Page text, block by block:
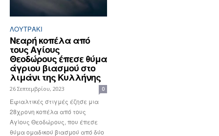
ΛΟΥΤΡΆΚΙ
Νεαρή κοπέλα από
τους Αγίους
Θεοδώρους έπεσε θύμα
άγριου βιασμού στο
λιμάνι της Κυλλήνης
26 Σεπτεμβρίου, 2023 0
Εφιαλτικές στιγμές έζησε μια
28χρονη κοπέλα από τους
Αγίους Θεοδώρους, που έπεσε
θύμα ομαδικού βιασμού από δύο